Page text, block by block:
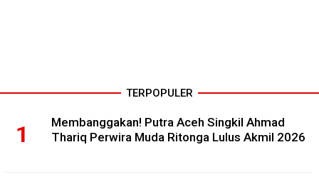
TERPOPULER
Membanggakan! Putra Aceh Singkil Ahmad
Thariq Perwira Muda Ritonga Lulus Akmil 2026